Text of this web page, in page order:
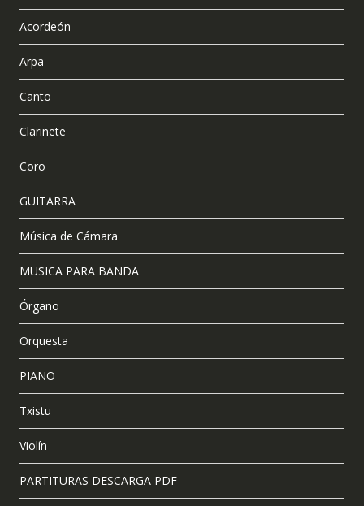
Acordeón
Arpa
Canto
Clarinete
Coro
GUITARRA
Música de Cámara
MUSICA PARA BANDA
Órgano
Orquesta
PIANO
Txistu
Violín
PARTITURAS DESCARGA PDF